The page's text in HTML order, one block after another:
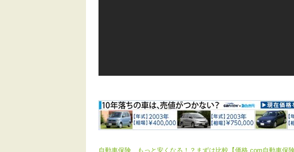
自動車保険、もっと安くなる！？まずは比較【価格.com自動車保